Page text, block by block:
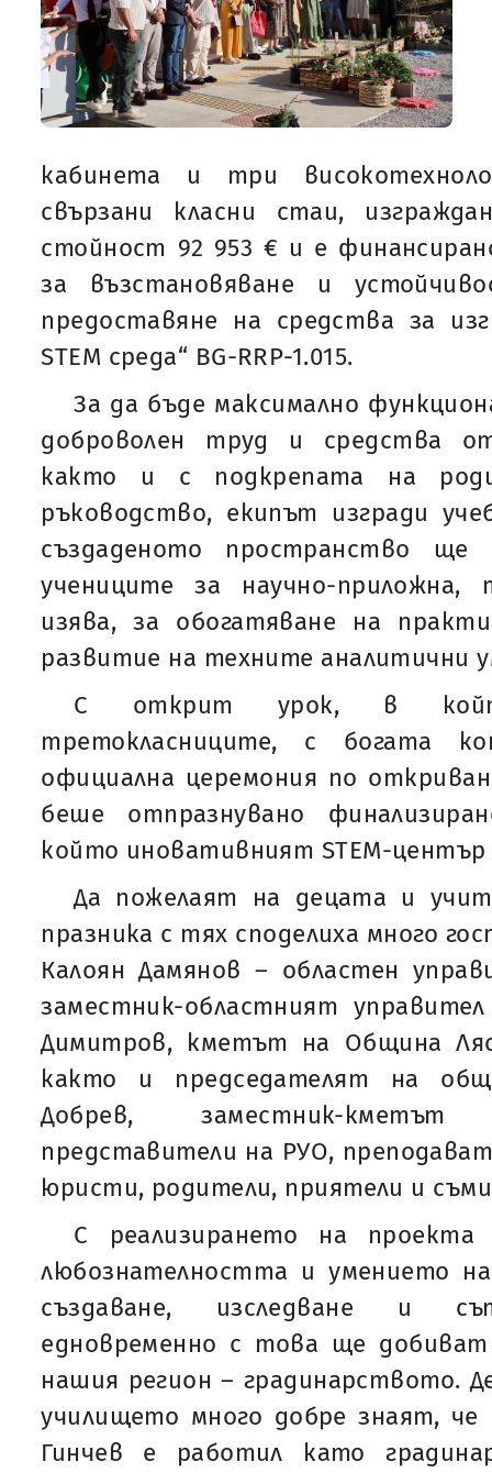
кабинета и три
свързани класни стаи,
стойност 92 953 € и е
за възстановяване и
предоставяне на средства за
STEM среда“ BG-RRP-1.015.
За да бъде максимално
доброволен труд и средства
както и с подкрепата на
ръководство, екипът изгради
създаденото пространство
учениците за научно-приложна,
изява, за обогатяване на
развитие на техните аналитични
С открит урок, в
третокласниците, с богата
официална церемония по
беше отпразнувано
който иновативният STEM-
Да пожелаят на децата и
празника с тях споделиха много
Калоян Дамянов – областен
заместник-областният
Димитров, кметът на Община
както и председателят на
Добрев, заместник-
представители на РУО,
юристи, родители, приятели и
С реализирането на
любознателността и умението
създаване, изследване и
едновременно с това ще
нашия регион – градинарството.
училището много добре знаят,
Гинчев е работил като